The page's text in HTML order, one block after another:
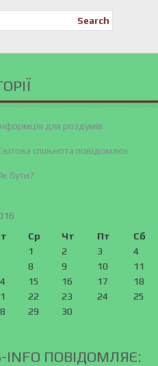
Search
для роздумів
спільнота повідомлює
бути?
Ср Чт Пт Сб
1
2 3 4
8 9 10 11
15 16 17 18
22 23 24 25
29 30
INFO ПОВІДОМЛЯЄ: